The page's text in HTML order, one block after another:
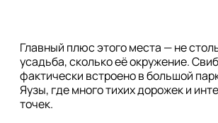
Главный плюс этого места — не
усадьба, сколько её окружение.
фактически встроено в большой
Яузы, где много тихих дорожек и
точек.